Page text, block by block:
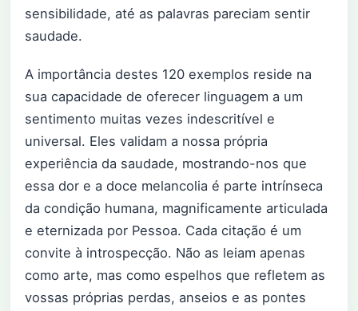
sensibilidade, até as palavras pareciam sentir
saudade.
A importância destes 120 exemplos reside na
sua capacidade de oferecer linguagem a um
sentimento muitas vezes indescritível e
universal. Eles validam a nossa própria
experiência da saudade, mostrando-nos que
essa dor e a doce melancolia é parte intrínseca
da condição humana, magnificamente articulada
e eternizada por Pessoa. Cada citação é um
convite à introspecção. Não as leiam apenas
como arte, mas como espelhos que refletem as
vossas próprias perdas, anseios e as pontes